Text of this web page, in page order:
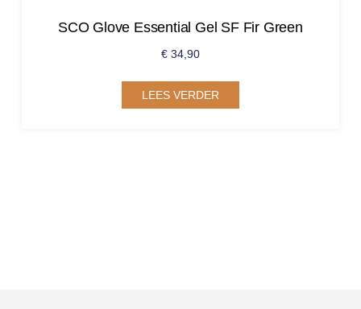
SCO Glove Essential Gel SF Fir Green
€ 34,90
LEES VERDER